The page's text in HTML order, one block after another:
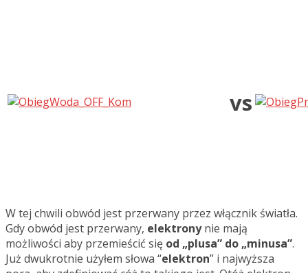
vs
W tej chwili obwód jest przerwany przez włącznik światła.
Gdy obwód jest przerwany, elektronynie mają
możliwości aby przemieścić się od „plusa” do „minusa”.
Już dwukrotnie użyłem słowa “elektron” i najwyższa